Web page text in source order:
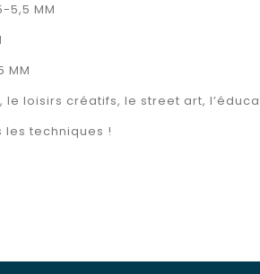
5,5 MM
MM
loisirs créatifs, le street art,
les techniques !